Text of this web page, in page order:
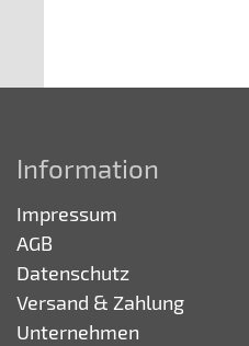
Information
Impressum
AGB
Datenschutz
Versand & Zahlung
Unternehmen